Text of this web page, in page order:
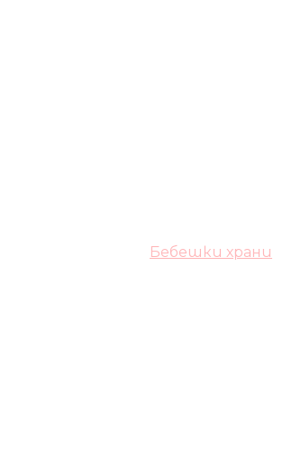
Бебешки храни